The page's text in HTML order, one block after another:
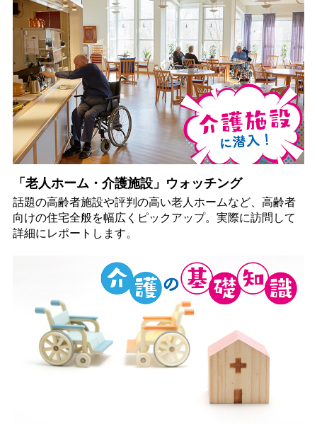
「老人ホーム・介護施設」ウォッチング
話題の高齢者施設や評判の高い老人ホームなど、高齢者
向けの住宅全般を幅広くピックアップ。実際に訪問して
詳細にレポートします。